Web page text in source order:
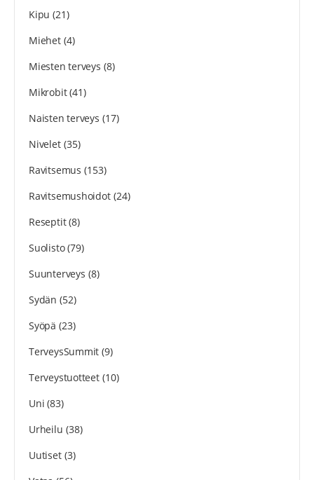
Kipu (21)
Miehet(4)
Miesten terveys (8)
Mikrobit(41)
Naisten terveys (17)
Nivelet(35)
Ravitsemus (153)
Ravitsemushoidot(24)
Reseptit(8)
Suolisto(79)
Suunterveys (8)
Sydän (52)
Syöpä (23)
TerveysSummit (9)
Terveystuotteet(10)
Uni (83)
Urheilu (38)
Uutiset(3)